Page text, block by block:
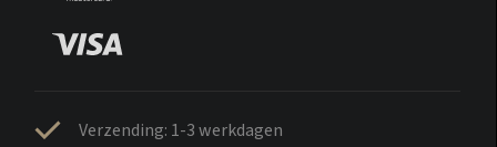
Verzending: 1-3 werkdagen